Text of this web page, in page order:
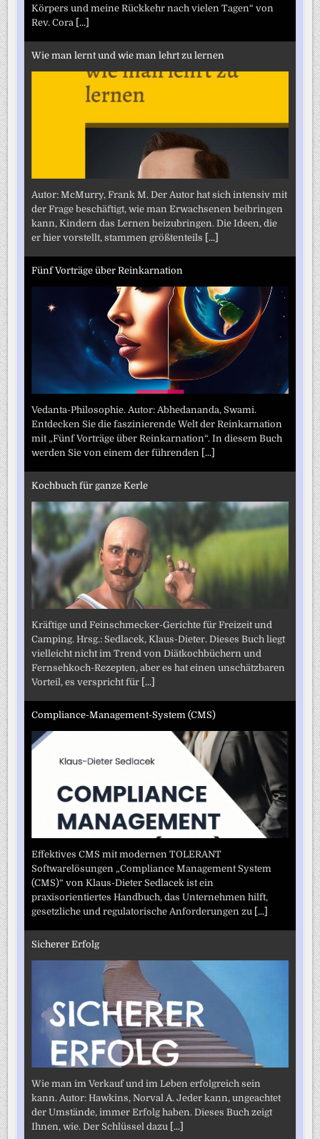
Körpers und meine Rückkehr nach vielen Tagen“ von
Rev. Cora
[...]
Wie man lernt und wie man lehrt zu lernen
Autor: McMurry, Frank M. Der Autor hat sich intensiv mit
der Frage beschäftigt, wie man Erwachsenen beibringen
kann, Kindern das Lernen beizubringen. Die Ideen, die
er hier vorstellt, stammen größtenteils
[...]
Fünf Vorträge über Reinkarnation
Vedanta-Philosophie. Autor: Abhedananda, Swami.
Entdecken Sie die faszinierende Welt der Reinkarnation
mit „Fünf Vorträge über Reinkarnation“. In diesem Buch
werden Sie von einem der führenden
[...]
Kochbuch für ganze Kerle
Kräftige und Feinschmecker-Gerichte für Freizeit und
Camping. Hrsg.: Sedlacek, Klaus-Dieter. Dieses Buch liegt
vielleicht nicht im Trend von Diätkochbüchern und
Fernsehkoch-Rezepten, aber es hat einen unschätzbaren
Vorteil, es verspricht für [...]
Compliance-Management-System (CMS)
Effektives CMS mit modernen TOLERANT
Softwarelösungen „Compliance Management System
(CMS)“ von Klaus-Dieter Sedlacek ist ein
praxisorientiertes Handbuch, das Unternehmen hilft,
gesetzliche und regulatorische Anforderungen zu
[...]
Sicherer Erfolg
Wie man im Verkauf und im Leben erfolgreich sein
kann. Autor: Hawkins, Norval A. Jeder kann, ungeachtet
der Umstände, immer Erfolg haben. Dieses Buch zeigt
Ihnen, wie. Der Schlüssel dazu
[...]